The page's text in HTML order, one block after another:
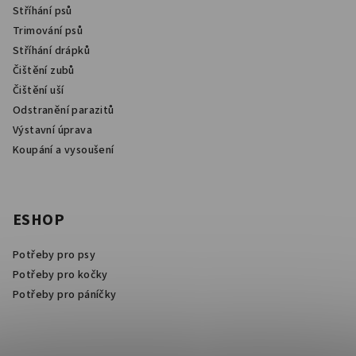
Stříhání psů
Trimování psů
Stříhání drápků
Čištění zubů
Čištění uší
Odstranění parazitů
Výstavní úprava
Koupání a vysoušení
ESHOP
Potřeby pro psy
Potřeby pro kočky
Potřeby pro páníčky